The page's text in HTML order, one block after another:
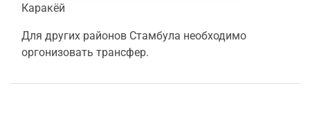
Каракёй
Для других районов Стамбула необходимо
оргонизовать трансфер.